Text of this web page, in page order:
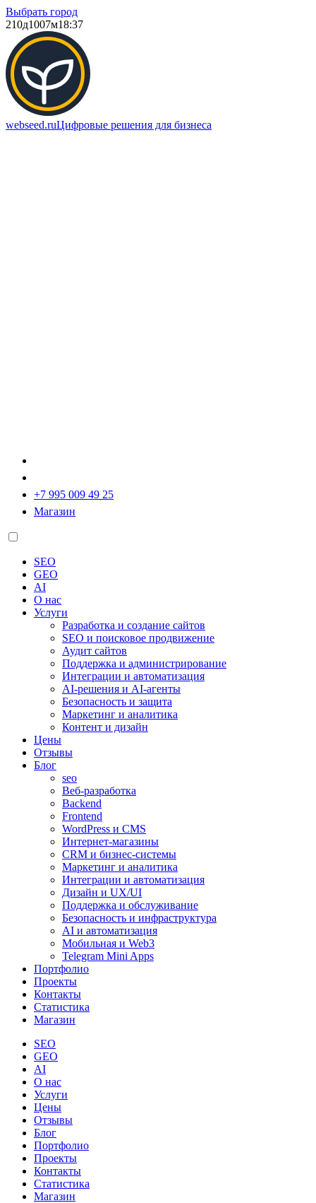
Выбрать город
210д1007м18:37
webseed.ruЦифровые решения для бизнеса
+7 995 009 49 25
Магазин
SEO
GEO
AI
О нас
Услуги
Разработка и создание сайтов
SEO и поисковое продвижение
Аудит сайтов
Поддержка и администрирование
Интеграции и автоматизация
AI-решения и AI-агенты
Безопасность и защита
Маркетинг и аналитика
Контент и дизайн
Цены
Отзывы
Блог
seo
Веб-разработка
Backend
Frontend
WordPress и CMS
Интернет-магазины
CRM и бизнес-системы
Маркетинг и аналитика
Интеграции и автоматизация
Дизайн и UX/UI
Поддержка и обслуживание
Безопасность и инфраструктура
AI и автоматизация
Мобильная и Web3
Telegram Mini Apps
Портфолио
Проекты
Контакты
Статистика
Магазин
SEO
GEO
AI
О нас
Услуги
Цены
Отзывы
Блог
Портфолио
Проекты
Контакты
Статистика
Магазин